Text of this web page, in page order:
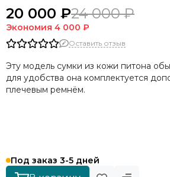
20 000 ₽24 000 ₽
Экономия 4 000 ₽
Оставить отзыв
Эту модель сумки из кожи питона
для удобства она комплектуется
плечевым ремнём.
Под заказ 3-5 дней